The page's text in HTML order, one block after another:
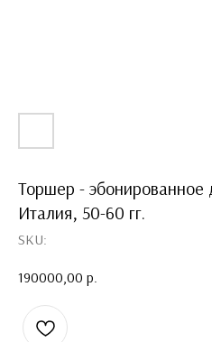
Торшер - эбонированное
Италия, 50-60 гг.
SKU:
190000,00 р.